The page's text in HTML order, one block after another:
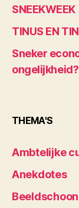
SNEEKWEEK
TINUS EN
Sneker
ongelijkheid?
THEMA'S
Ambtelijke
Anekdotes